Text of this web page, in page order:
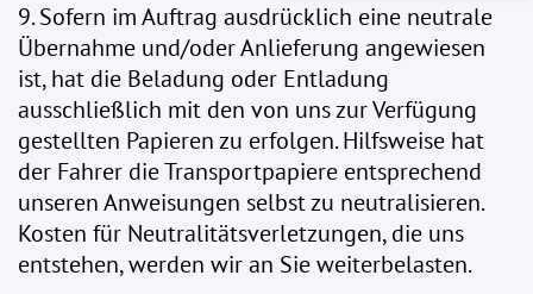
9. Sofern im Auftrag ausdrücklich eine neutrale
Übernahme und/oder Anlieferung angewiesen
ist, hat die Beladung oder Entladung
ausschließlich mit den von uns zur Verfügung
gestellten Papieren zu erfolgen. Hilfsweise hat
der Fahrer die Transportpapiere entsprechend
unseren Anweisungen selbst zu neutralisieren.
Kosten für Neutralitätsverletzungen, die uns
entstehen, werden wir an Sie weiterbelasten.